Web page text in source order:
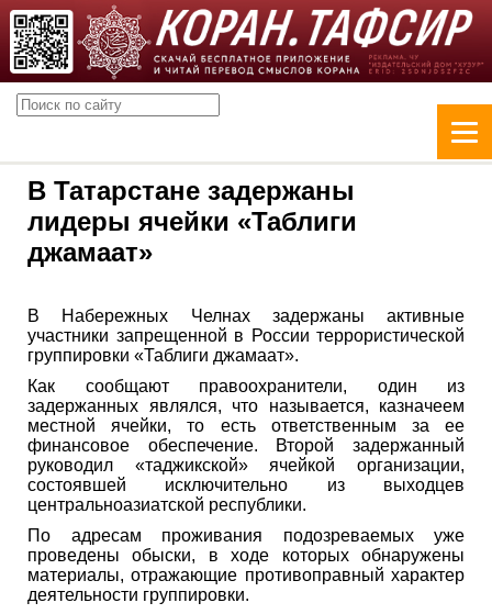
В Татарстане задержаны
лидеры ячейки «Таблиги
джамаат»
В Набережных Челнах задержаны активные
участники запрещенной в России террористической
группировки «Таблиги джамаат».
Как сообщают правоохранители, один из
задержанных являлся, что называется, казначеем
местной ячейки, то есть ответственным за ее
финансовое обеспечение. Второй задержанный
руководил «таджикской» ячейкой организации,
состоявшей исключительно из выходцев
центральноазиатской республики.
По адресам проживания подозреваемых уже
проведены обыски, в ходе которых обнаружены
материалы, отражающие противоправный характер
деятельности группировки.